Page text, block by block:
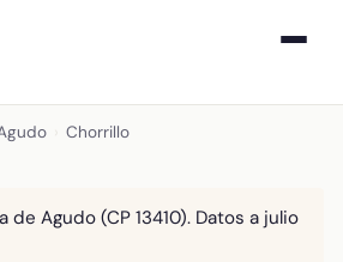
Chorrillo
de Agudo (CP 13410). Datos a julio